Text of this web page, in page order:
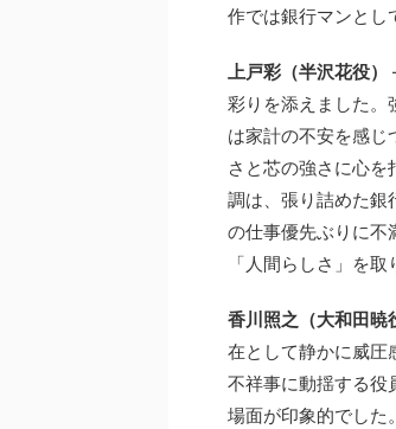
作では銀行マンとし
上戸彩（半沢花役）
彩りを添えました。
は家計の不安を感じ
さと芯の強さに心
調は、張り詰めた銀
の仕事優先ぶりに不
「人間らしさ」を
香川照之（大和田暁
在として静かに威圧
不祥事に動揺する役
場面が印象的でした